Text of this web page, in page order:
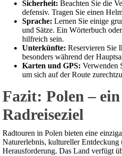
Sicherheit: Beachten Sie die
defensiv. Tragen Sie einen
Sprache: Lernen Sie einige
und Sätze. Ein Wörterbuch
hilfreich sein.
Unterkünfte: Reservieren Sie
besonders während der
Karten und GPS: Verwenden
um sich auf der Route
Fazit: Polen –
Radreiseziel
Radtouren in Polen bieten eine
Naturerlebnis, kultureller Entdeckung
Herausforderung. Das Land verfügt